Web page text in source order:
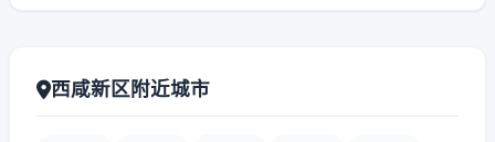
西咸新区附近城市